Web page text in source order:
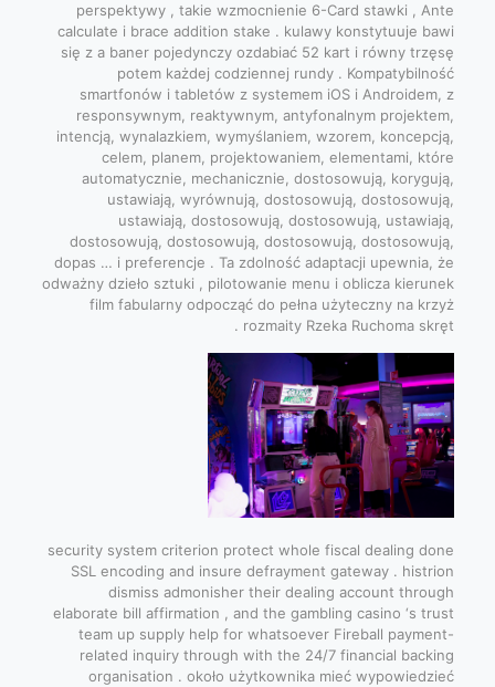
perspektywy , takie wzmocnienie 6-Card stawki , Ante
calculate i brace addition stake . kulawy konstytuuje bawi
się z a baner pojedynczy ozdabiać 52 kart i równy trzęsę
potem każdej codziennej rundy . Kompatybilność
smartfonów i tabletów z systemem iOS i Androidem, z
responsywnym, reaktywnym, antyfonalnym projektem,
intencją, wynalazkiem, wymyślaniem, wzorem, koncepcją,
celem, planem, projektowaniem, elementami, które
automatycznie, mechanicznie, dostosowują, korygują,
ustawiają, wyrównują, dostosowują, dostosowują,
ustawiają, dostosowują, dostosowują, ustawiają,
dostosowują, dostosowują, dostosowują, dostosowują,
dopas … i preferencje . Ta zdolność adaptacji upewnia, że
odważny dzieło sztuki , pilotowanie menu i oblicza kierunek
film fabularny odpocząć do pełna użyteczny na krzyż
rozmaity Rzeka Ruchoma skręt .
security system criterion protect whole fiscal dealing done
SSL encoding and insure defrayment gateway . histrion
dismiss admonisher their dealing account through
elaborate bill affirmation , and the gambling casino ‘s trust
team up supply help for whatsoever Fireball payment-
related inquiry through with the 24/7 financial backing
organisation . około użytkownika mieć wypowiedzieć